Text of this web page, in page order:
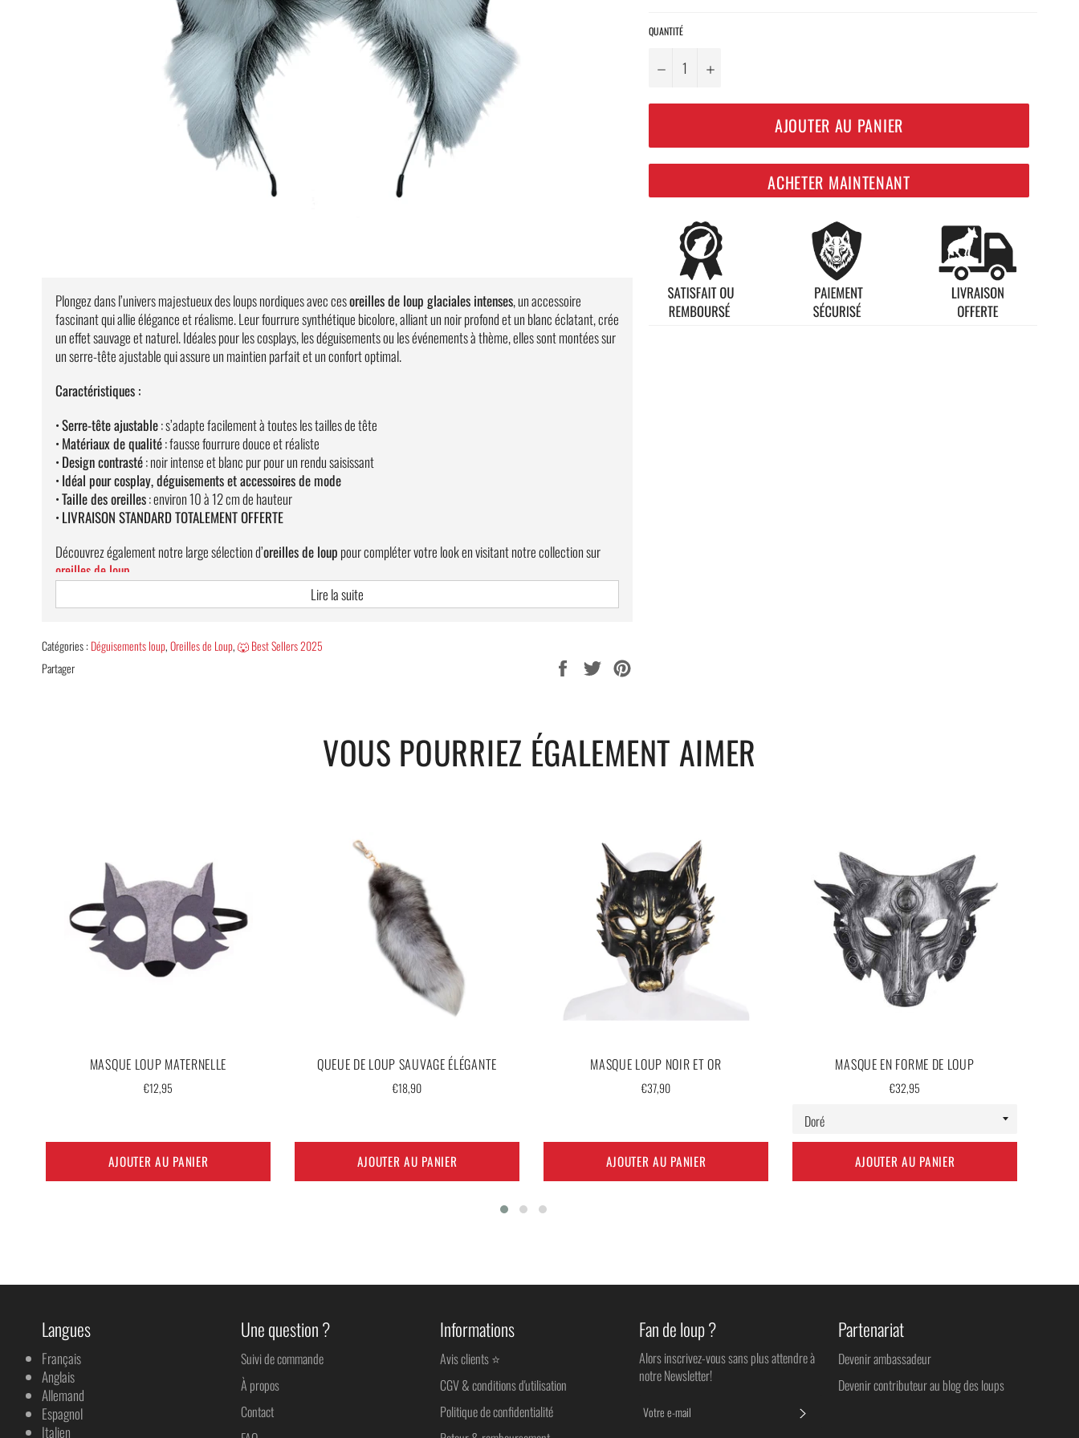
Plongez dans l’univers majestueux des loups nordiques avec cesoreilles de loup glaciales intenses, un accessoire
fascinant qui allie élégance et réalisme. Leur fourrure synthétique bicolore, alliant un noir profond et un blanc éclatant, crée
un effet sauvage et naturel. Idéales pour les cosplays, les déguisements ou les événements à thème, elles sont montées sur
un serre-tête ajustable qui assure un maintien parfait et un confort optimal.
Caractéristiques :
•Serre-tête ajustable: s’adapte facilement à toutes les tailles de tête
• Matériaux de qualité: fausse fourrure douce et réaliste
• Design contrasté: noir intense et blanc pur pour un rendu saisissant
• Idéal pour cosplay, déguisements et accessoires de mode
•Taille des oreilles: environ 10 à 12 cm de hauteur
• LIVRAISON STANDARD TOTALEMENT OFFERTE
Découvrez également notre large sélection d’oreilles de loup pour compléter votre look en visitant notre collection sur
oreilles de loup
Lire la suite
Catégories : Déguisements loup,Oreilles de Loup,🐺 Best Sellers 2025
Partager
Partager Tweeter
QUANTITÉ
− +
AJOUTER AU PANIER
ACHETER MAINTENANT
VOUS POURRIEZ ÉGALEMENT AIMER
MASQUE LOUP MATERNELLE
Prix
€12,95
AJOUTER AU PANIER
QUEUE DE LOUP SAUVAGE ÉLÉGANTE
Prix
€18,90
AJOUTER AU PANIER
MASQUE LOUP NOIR ET OR
Prix
€37,90
AJOUTER AU PANIER
MASQUE EN FORME DE LOUP
Prix
€32,95
AJOUTER AU PANIER
Langues
Français
Anglais
Allemand
Espagnol
Italien
Une question ?
Suivi de commande
À propos
Contact
Informations
Avis clients ⭐
CGV & conditions d'utilisation
Politique de confidentialité
Fan de loup ?
Alors inscrivez-vous sans plus attendre à
notre Newsletter!
Partenariat
Devenir ambassadeur
Devenir contributeur au blog des loups